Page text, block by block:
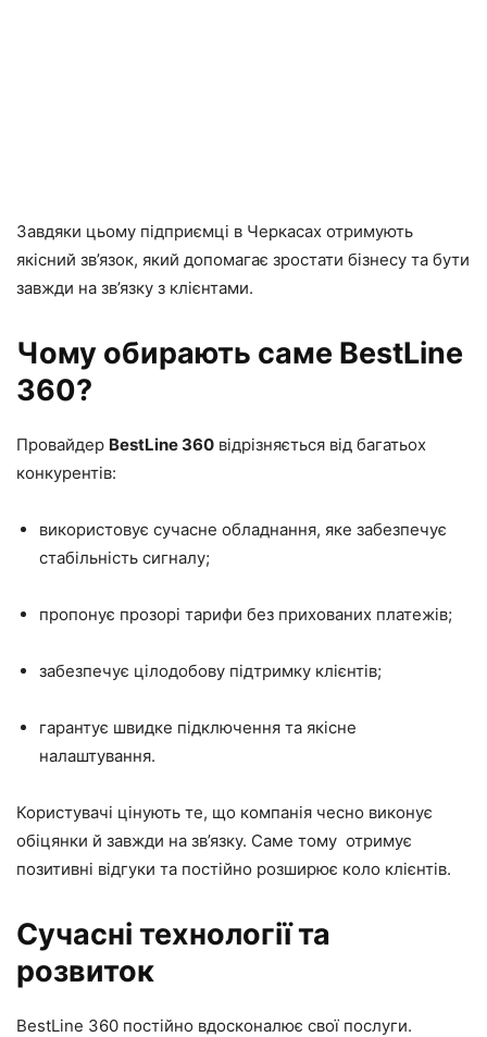
Завдяки цьому підприємці в Черкасах отримують
якісний зв’язок, який допомагає зростати бізнесу та бути
завжди на зв’язку з клієнтами.
Чому обирають саме BestLine
360?
Провайдер BestLine 360 відрізняється від багатьох
конкурентів:
використовує сучасне обладнання, яке забезпечує
стабільність сигналу;
пропонує прозорі тарифи без прихованих платежів;
забезпечує цілодобову підтримку клієнтів;
гарантує швидке підключення та якісне
налаштування.
Користувачі цінують те, що компанія чесно виконує
обіцянки й завжди на зв’язку. Саме тому отримує
позитивні відгуки та постійно розширює коло клієнтів.
Сучасні технології та
розвиток
BestLine 360 постійно вдосконалює свої послуги.